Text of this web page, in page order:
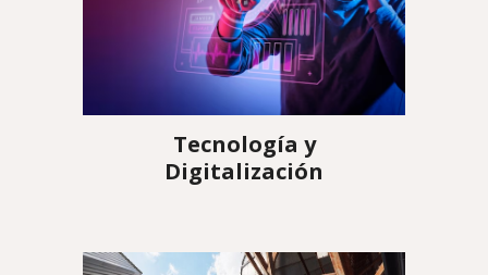
Tecnología y
Digitalización